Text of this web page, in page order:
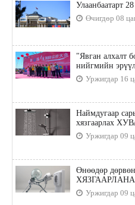
Улаанбаатарт
Өчигдөр 08
"Явган алхалт
нийгмийн
Уржигдар 16
Наймдугаар
хязгаарлах
Уржигдар 09
Өнөөдөр
ХЯЗГААРЛАНА
Уржигдар 09